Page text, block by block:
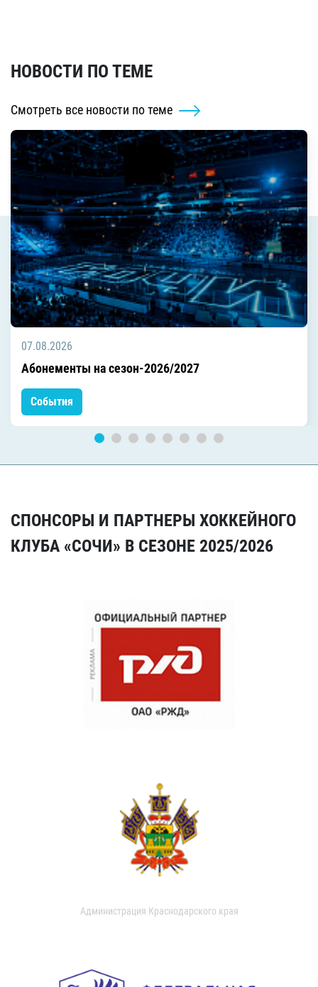
НОВОСТИ ПО ТЕМЕ
Смотреть все новости по теме
07.08.2026
Абонементы на сезон-2026/2027
События
СПОНСОРЫ И ПАРТНЕРЫ ХОККЕЙНОГО
КЛУБА «СОЧИ» В СЕЗОНЕ 2025/2026
Администрация Краснодарского края